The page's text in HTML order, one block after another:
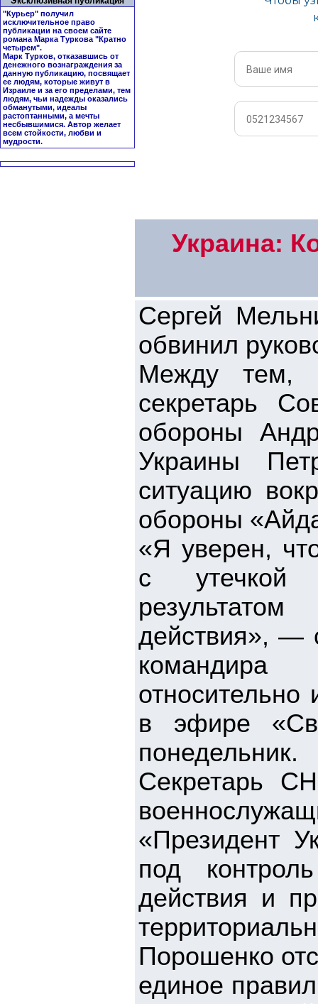
"Курьер" получил
исключительное право
публикации на своем сайте
романа Марка Туркова "Кратно
четырем".
Марк Турков, отказавшись от
денежного вознаграждения за
данную публикацию, посвящает
ее людям, которые живут в
Израиле и за его пределами, тем
людям, чьи надежды оказались
обманутыми, идеалы
растоптанными, а мечты
несбывшимися. Автор желает
всем стойкости, любви и
мудрости.
Украина:
Сергей
обвинил
Между тем,
секретарь
обороны
Украины
ситуацию
обороны
«Я уверен,
с утечкой
действия», —
командира
в эфире
понедельник.
Секретарь
«Президент
под
действия и
Порошенко
единое